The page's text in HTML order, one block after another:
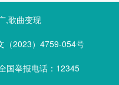
,歌曲变现
（2023）4759-054号
国举报电话：12345